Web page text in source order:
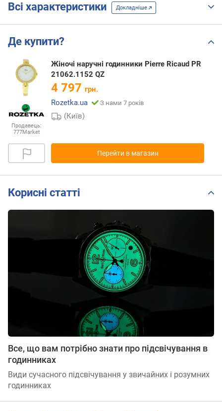
Всі характеристики Докладніше
Де купити?
Продавець:
777Market
Жіночі наручні годинники Pierre Ricaud PR
21062.1152 QZ
4 797 грн.
Rozetka.ua
З нами 7 років
(Київ)
Перейти в магазин
Корисні статті
Все, що вам потрібно знати про підсвічування в
годинниках
Види сучасного підсвічування у звичайних і розумних
годинниках